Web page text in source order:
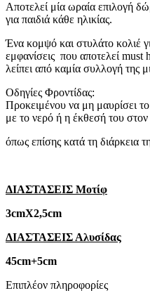
Αποτελεί μία ωραία επιλογή
για παιδιά κάθε ηλικίας.
Ένα κομψό και στυλάτο κολιέ
εμφανίσεις που αποτελεί must
λείπει από καμία συλλογή της
Οδηγίες Φροντίδας:
Προκειμένου να μη μαυρίσει
με το νερό ή η έκθεσή του στον
όπως επίσης κατά τη διάρκεια
ΔΙΑΣΤΑΣΕΙΣ Μοτίφ
3cmΧ2,5cm
ΔΙΑΣΤΑΣΕΙΣ Αλυσίδας
45cm+5cm
Επιπλέον πληροφορίες